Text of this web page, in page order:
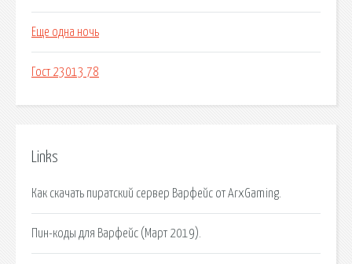
Еще одна ночь
Гост 23013 78
Links
Как скачать пиратский сервер Варфейс от ArxGaming.
Пин-коды для Варфейс (Март 2019).